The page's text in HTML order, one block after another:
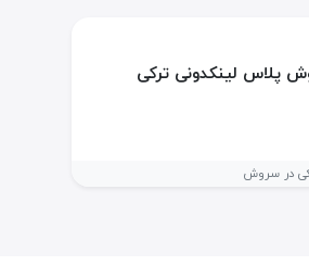
پلاس لینکدونی ترکی
در سروش